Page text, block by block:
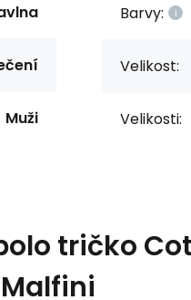
Muži
Barvy:
Velikost:
Velikosti:
tričko